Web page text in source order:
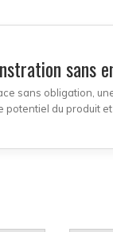
sans
sans obligation,
potentiel du produit